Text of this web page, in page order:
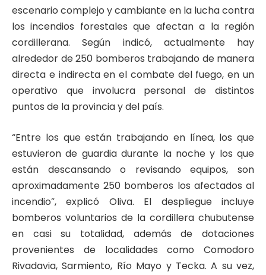
escenario complejo y cambiante en la lucha contra
los incendios forestales que afectan a la región
cordillerana. Según indicó, actualmente hay
alrededor de 250 bomberos trabajando de manera
directa e indirecta en el combate del fuego, en un
operativo que involucra personal de distintos
puntos de la provincia y del país.
“Entre los que están trabajando en línea, los que
estuvieron de guardia durante la noche y los que
están descansando o revisando equipos, son
aproximadamente 250 bomberos los afectados al
incendio”, explicó Oliva. El despliegue incluye
bomberos voluntarios de la cordillera chubutense
en casi su totalidad, además de dotaciones
provenientes de localidades como Comodoro
Rivadavia, Sarmiento, Río Mayo y Tecka. A su vez,